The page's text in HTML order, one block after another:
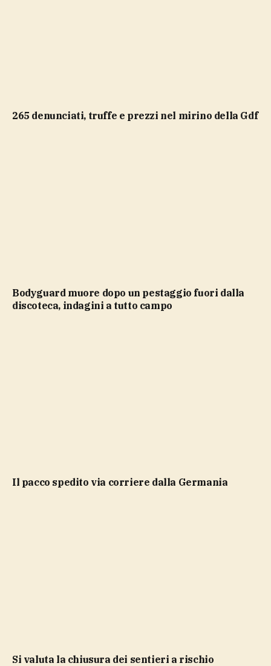
265 denunciati, truffe e prezzi nel mirino della Gdf
Bodyguard muore dopo un pestaggio fuori dalla
discoteca, indagini a tutto campo
il pacco spedito via corriere dalla Germania
si valuta la chiusura dei sentieri a rischio